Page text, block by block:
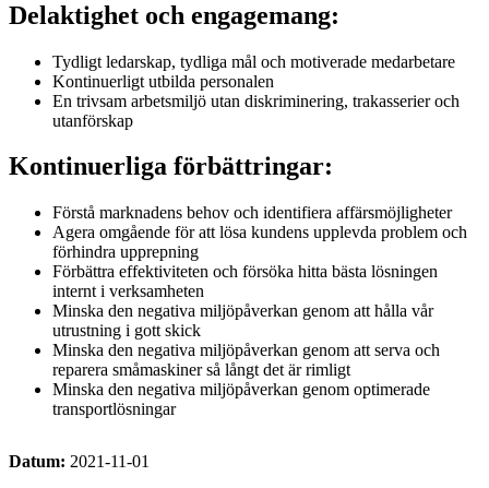
Delaktighet och engagemang:
Tydligt ledarskap, tydliga mål och motiverade medarbetare
Kontinuerligt utbilda personalen
En trivsam arbetsmiljö utan diskriminering, trakasserier och
utanförskap
Kontinuerliga förbättringar:
Förstå marknadens behov och identifiera affärsmöjligheter
Agera omgående för att lösa kundens upplevda problem och
förhindra upprepning
Förbättra effektiviteten och försöka hitta bästa lösningen
internt i verksamheten
Minska den negativa miljöpåverkan genom att hålla vår
utrustning i gott skick
Minska den negativa miljöpåverkan genom att serva och
reparera småmaskiner så långt det är rimligt
Minska den negativa miljöpåverkan genom optimerade
transportlösningar
Datum: 2021-11-01